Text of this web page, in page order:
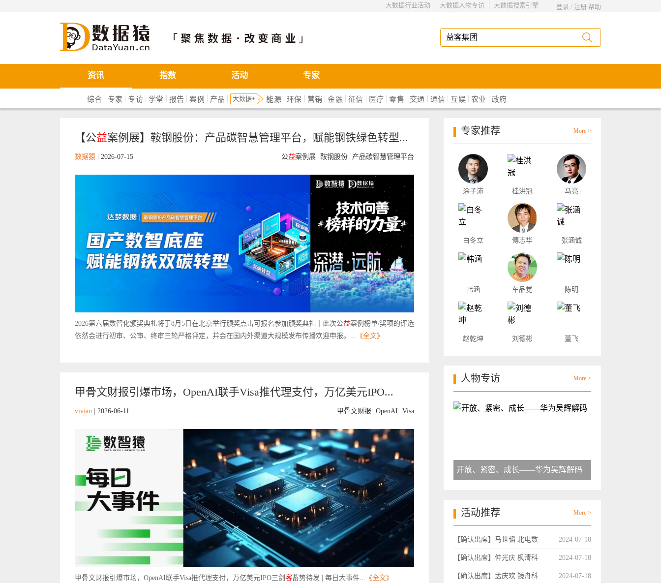
登录 / 注册 帮助
大数据搜索引擎
|
大数据人物专访
|
大数据行业活动
数据猿
资讯 指数 活动 专家
综合 | 专家 |专访| 学堂 | 报告 | 案例 | 产品 | 大数据+ 能源 |环保 | 营销 |金融 |征信 | 医疗 | 零售 | 交通 | 通信 | 互娱 | 农业 | 政府
【公益案例展】鞍钢股份：产品碳智慧管理平台，赋能钢铁绿色转型...
公益案例展 鞍钢股份 产品碳智慧管理平台
数据猿 2026-07-15
2026第六届数智化颁奖典礼将于8月5日在北京举行颁奖点击可报名参加颁奖典礼丨此次公益案例榜单/奖项的评选
依然会进行初审、公审、终审三轮严格评定，并会在国内外渠道大规模发布传播欢迎申报。... 《全文》
甲骨文财报引爆市场，OpenAI联手Visa推代理支付，万亿美元IPO...
甲骨文财报 OpenAI Visa
vivian 2026-06-11
甲骨文财报引爆市场，OpenAI联手Visa推代理支付，万亿美元IPO三剑 客蓄势待发 | 每日大事件... 《全文》
专家推荐 More >
涂子沛 桂洪冠 马亮
白冬立 傅志华 张涵诚
韩涵 车品觉 陈明
赵乾坤 刘德彬 董飞
人物专访 More >
开放、紧密、成长——华为吴辉解码
活动推荐 More >
【确认出席】马世韬 北电数 2024-07-18
【确认出席】仲光庆 枫清科 2024-07-18
【确认出席】孟庆欢 镜舟科 2024-07-18